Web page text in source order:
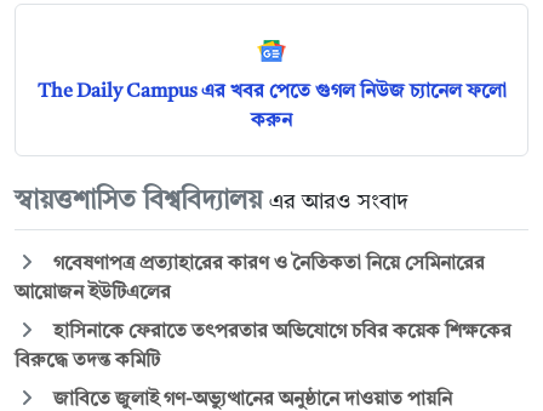
The Daily Campus এর খবর পেতে গুগল নিউজ চ্যানেল ফলো
করুন
স্বায়ত্তশাসিত বিশ্ববিদ্যালয় এর আরও সংবাদ
গবেষণাপত্র প্রত্যাহারের কারণ ও নৈতিকতা নিয়ে সেমিনারের
আয়োজন ইউটিএলের
হাসিনাকে ফেরাতে তৎপরতার অভিযোগে চবির কয়েক শিক্ষকের
বিরুদ্ধে তদন্ত কমিটি
জাবিতে জুলাই গণ-অভ্যুত্থানের অনুষ্ঠানে দাওয়াত পায়নি